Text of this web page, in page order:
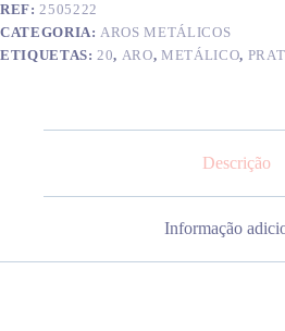
REF:2505222
CATEGORIA:AROS METÁLICOS
ETIQUETAS:20, ARO,METÁLICO,
Descrição
Informação